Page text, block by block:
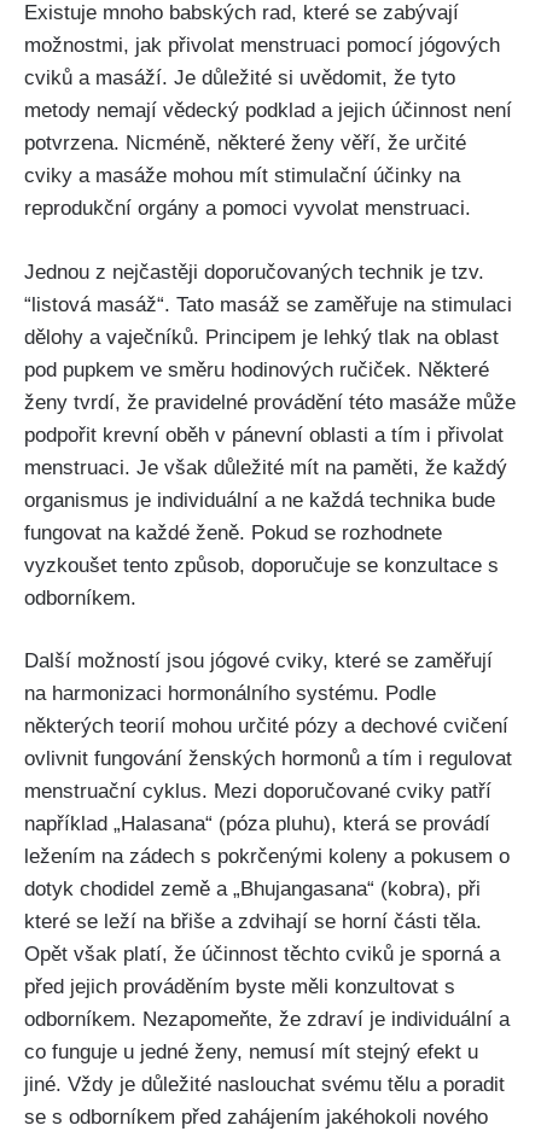
Existuje mnoho babských rad, ⁣které‍ se zabývají
možnostmi, jak přivolat menstruaci pomocí jógových
cviků a masáží. Je důležité si uvědomit, že tyto
metody nemají ⁣vědecký podklad a jejich účinnost není
potvrzena. Nicméně,‌ některé ženy věří, že určité
cviky a masáže mohou mít stimulační účinky na
reprodukční orgány a ⁣pomoci vyvolat menstruaci.
Jednou z nejčastěji doporučovaných technik je tzv.
‌“listová masáž“. Tato masáž se zaměřuje​ na stimulaci‌
dělohy a vaječníků. Principem je ⁤lehký tlak ⁤na oblast
⁢pod ​pupkem ve⁤ směru hodinových ručiček. Některé
ženy tvrdí, že pravidelné provádění této masáže může
podpořit krevní oběh v pánevní oblasti a tím i přivolat
menstruaci. Je však důležité ‌mít na paměti, že ‌každý
organismus je individuální a ne každá technika bude
fungovat na každé ženě. Pokud ⁤se rozhodnete
vyzkoušet⁣ tento způsob, doporučuje se konzultace s
odborníkem.⁢
Další‌ možností jsou jógové cviky, které ⁣se zaměřují
na harmonizaci hormonálního systému. Podle
některých teorií mohou‍ určité pózy ‌a dechové⁢ cvičení
‌ovlivnit fungování⁣ ženských hormonů a tím i regulovat
menstruační cyklus. ⁢Mezi doporučované cviky patří
například „Halasana“ (póza pluhu),⁣ která se provádí
ležením na zádech s pokrčenými koleny​ a pokusem⁤ o
dotyk chodidel země a „Bhujangasana“ (kobra), při
které se leží na břiše‌ a zdvihají se horní části těla.
Opět však platí, že účinnost ​těchto cviků je sporná a
⁢před jejich prováděním byste měli konzultovat s
⁢odborníkem.‍ Nezapomeňte, že zdraví je individuální a
co funguje u jedné ženy, nemusí mít stejný efekt u
jiné. Vždy je důležité naslouchat svému tělu a poradit
⁢se s odborníkem před zahájením jakéhokoli nového